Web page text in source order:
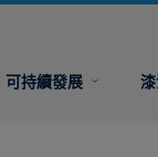
可持續發展